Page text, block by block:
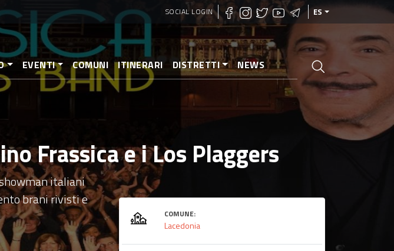
SOCIAL LOGIN ES
EVENTI COMUNI ITINERARI DISTRETTI NEWS
Frassica e i Los Plaggers
italiani
brani rivisti e
COMUNE:
Lacedonia